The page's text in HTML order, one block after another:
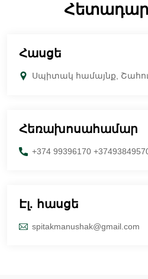
Հասցե
Սպիտակ համայնք,
Հեռախոսահամար
+374 99396170
Էլ. հասցե
spitakmanushak@gmail.com